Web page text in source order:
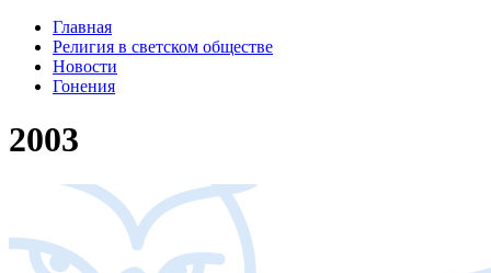
Главная
Религия в светском обществе
Новости
Гонения
2003